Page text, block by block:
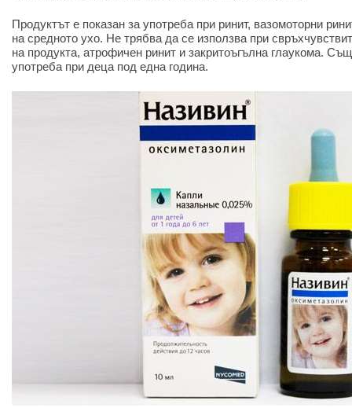
Продуктът е показан за употреба при ринит, вазомоторни
на средното ухо. Не трябва да се използва при
на продукта, атрофичен ринит и закритоъгълна глаукома.
употреба при деца под една година.